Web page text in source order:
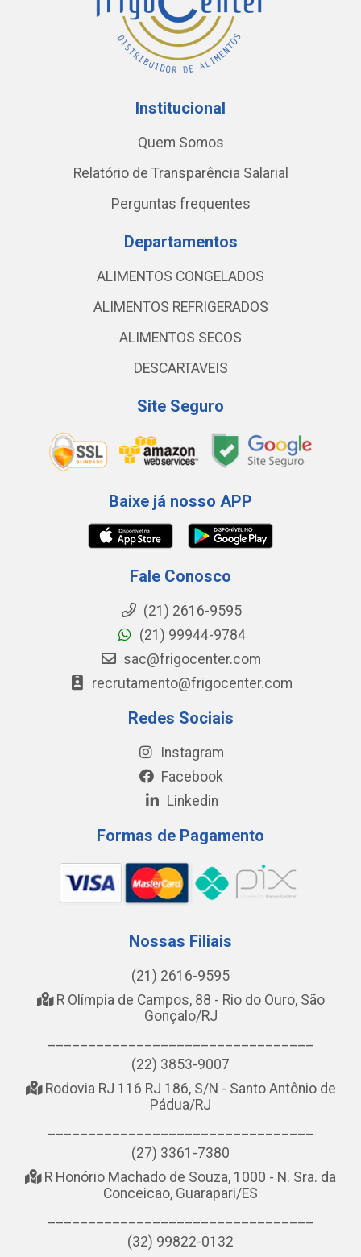
Institucional
Quem Somos
Relatório de Transparência Salarial
Perguntas frequentes
Departamentos
ALIMENTOS CONGELADOS
ALIMENTOS REFRIGERADOS
ALIMENTOS SECOS
DESCARTAVEIS
Site Seguro
Baixe já nosso APP
Fale Conosco
(21) 2616-9595
(21) 99944-9784
sac@frigocenter.com
recrutamento@frigocenter.com
Redes Sociais
Instagram
Facebook
Linkedin
Formas de Pagamento
Nossas Filiais
(21) 2616-9595
R Olímpia de Campos, 88 - Rio do Ouro, São
Gonçalo/RJ
(22) 3853-9007
Rodovia RJ 116 RJ 186, S/N - Santo Antônio de
Pádua/RJ
(27) 3361-7380
R Honório Machado de Souza, 1000 - N. Sra. da
Conceicao, Guarapari/ES
(32) 99822-0132